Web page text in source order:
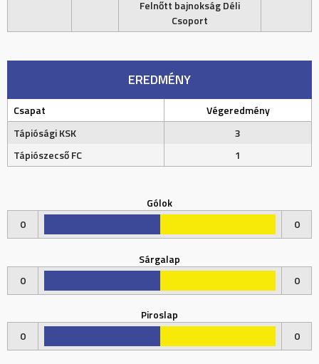
Felnőtt bajnokság Déli
Csoport
EREDMÉNY
Csapat
Végeredmény
Tápiósági KSK
3
Tápiószecső FC
1
Gólok
0
0
Sárgalap
0
0
Piroslap
0
0